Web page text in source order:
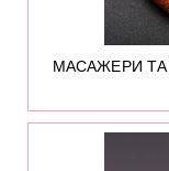
МАСАЖЕРИ